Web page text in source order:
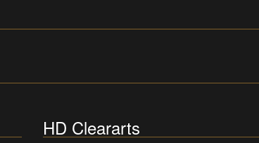
HD Cleararts